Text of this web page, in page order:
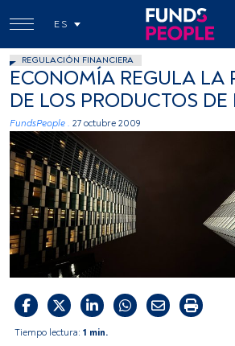
ES
REGULACIÓN FINANCIERA
ECONOMÍA REGULA LA
DE LOS PRODUCTOS
FundsPeople . 27 octubre 2009
Tiempo lectura: 1 min.